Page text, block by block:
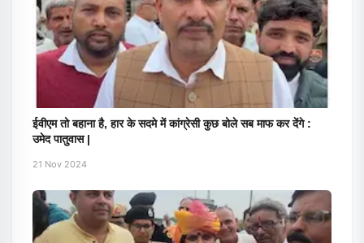
ईवीएम तो बहाना है, हार के सदमे में कांग्रेसी कुछ बोले सब माफ कर देंगे :
उमेद पातुवास |
21 Nov 2024